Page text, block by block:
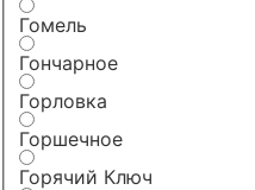
Гомель
Гончарное
Горловка
Горшечное
Горячий Ключ